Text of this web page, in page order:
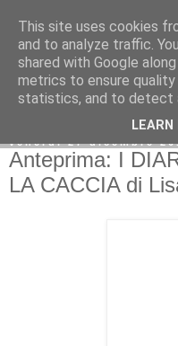
venerdì 27 dicembre
Anteprima: I
LA CACCIA di
This site uses cookies
and to analyze traffic.
shared with Google
metrics to ensure
statistics, and to detect
LEARN